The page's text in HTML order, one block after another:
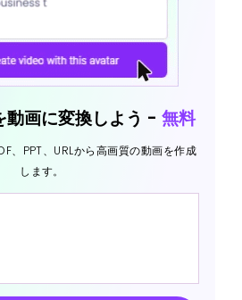
動画に変換しよう - 無料
、PPT、URLから高画質の動画を作成
します。